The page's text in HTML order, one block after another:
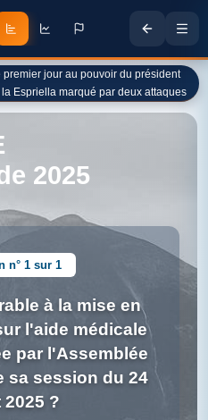
premier jour au pouvoir du président
Espriella marqué par deux attaques
2025
n° 1 sur 1
à la mise en
l'aide médicale
par l'Assemblée
sa session du 24
?